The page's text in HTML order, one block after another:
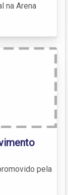
na Arena
pela